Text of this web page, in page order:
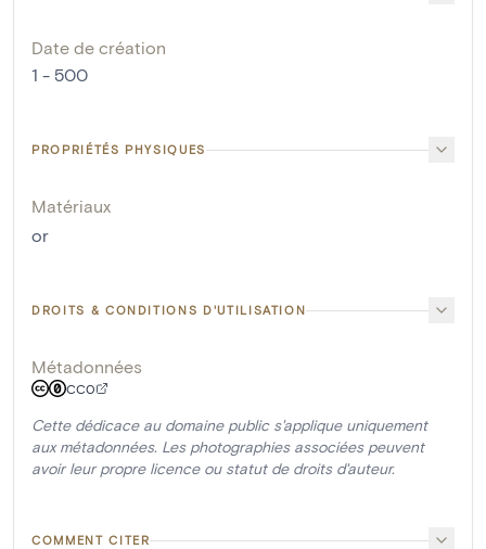
Date de création
1 - 500
PROPRIÉTÉS PHYSIQUES
Matériaux
or
DROITS & CONDITIONS D'UTILISATION
Métadonnées
CC0
Cette dédicace au domaine public s'applique uniquement
aux métadonnées. Les photographies associées peuvent
avoir leur propre licence ou statut de droits d'auteur.
COMMENT CITER